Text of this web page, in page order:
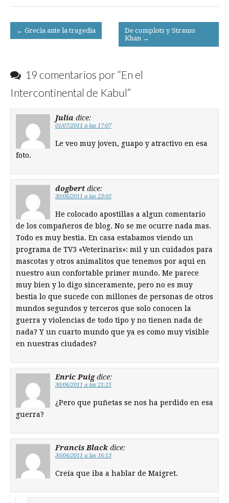
Post
navigation
← Grecia ante la tragedia
De complots y Strauss
Khan →
19 comentarios por “En el
Intercontinental de Kabul”
Julia dice:
01/07/2011 a las 17:07
Le veo muy joven, guapo y atractivo en esa
foto.
dogbert dice:
30/06/2011 a las 23:05
He colocado apostillas a algun comentario
de los compañeros de blog. No se me ocurre nada mas.
Todo es muy bestia. En casa estabamos viendo un
programa de TV3 «Veterinaris»: mil y un cuidados para
mascotas y otros animalitos que tenemos por aqui en
nuestro aun confortable primer mundo. Me parece
muy bien y lo digo sinceramente, pero no es muy
bestia lo que sucede con millones de personas de otros
mundos segundos y terceros que solo conocen la
guerra y violencias de todo tipo y no tienen nada de
nada? Y un cuarto mundo que ya es como muy visible
en nuestras ciudades?
Enric Puig dice:
30/06/2011 a las 21:25
¿Pero que puñetas se nos ha perdido en esa
guerra?
Francis Black dice:
30/06/2011 a las 16:13
Creía que iba a hablar de Maigret.